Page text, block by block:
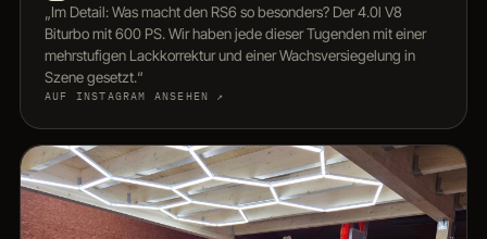
„Im Detail: Was macht den RS6 so besonders? Der 4.0l V8
Biturbo mit 600 PS. Wir haben jede dieser Tugenden mit einer
mehrstufigen Lackkorrektur und einer Wachsversiegelung in
Szene gesetzt.“
AUF INSTAGRAM ANSEHEN ↗